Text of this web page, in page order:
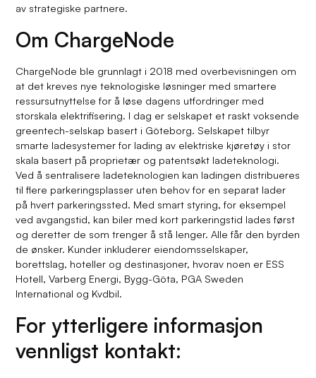
av strategiske partnere.
Om ChargeNode
ChargeNode ble grunnlagt i 2018 med overbevisningen om
at det kreves nye teknologiske løsninger med smartere
ressursutnyttelse for å løse dagens utfordringer med
storskala elektrifisering. I dag er selskapet et raskt voksende
greentech-selskap basert i Göteborg. Selskapet tilbyr
smarte ladesystemer for lading av elektriske kjøretøy i stor
skala basert på proprietær og patentsøkt ladeteknologi.
Ved å sentralisere ladeteknologien kan ladingen distribueres
til flere parkeringsplasser uten behov for en separat lader
på hvert parkeringssted. Med smart styring, for eksempel
ved avgangstid, kan biler med kort parkeringstid lades først
og deretter de som trenger å stå lenger. Alle får den byrden
de ønsker. Kunder inkluderer eiendomsselskaper,
borettslag, hoteller og destinasjoner, hvorav noen er ESS
Hotell, Varberg Energi, Bygg-Göta, PGA Sweden
International og Kvdbil.
For ytterligere informasjon
vennligst kontakt: